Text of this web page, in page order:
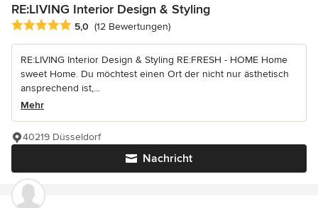
RE:LIVING Interior Design & Styling
Durchschnittliche Bewertung: 5 von 5 Sternen
5,0 (12 Bewertungen)
RE:LIVING Interior Design & Styling RE:FRESH - HOME Home
sweet Home. Du möchtest einen Ort der nicht nur ästhetisch
ansprechend ist,...
Mehr
Nachricht
40219 Düsseldorf